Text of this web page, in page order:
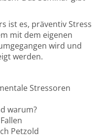
ist es, präventiv Stress
mit dem eigenen
wird und
werden.
Stressoren
warum?
Petzold